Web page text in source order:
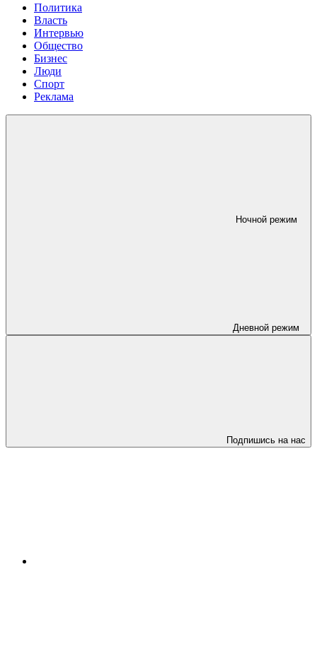
Политика
Власть
Интервью
Общество
Бизнес
Люди
Спорт
Реклама
Ночной режим
Дневной режим
Подпишись на нас